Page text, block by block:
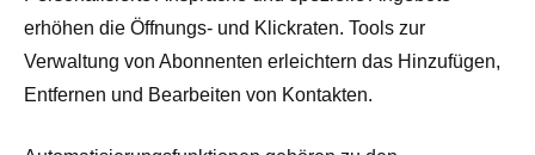
erhöhen die Öffnungs- und Klickraten. Tools zur
Verwaltung von Abonnenten erleichtern das Hinzufügen,
Entfernen und Bearbeiten von Kontakten.